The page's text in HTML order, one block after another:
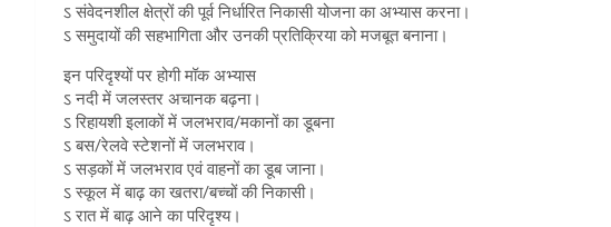
ऽ संवेदनशील क्षेत्रों की पूर्व निर्धारित निकासी योजना का अभ्यास करना।
ऽ समुदायों की सहभागिता और उनकी प्रतिक्रिया को मजबूत बनाना।
इन परिदृश्यों पर होगी मॉक अभ्यास
ऽ नदी में जलस्तर अचानक बढ़ना।
ऽ रिहायशी इलाकों में जलभराव/मकानों का डूबना
ऽ बस/रेलवे स्टेशनों में जलभराव।
ऽ सड़कों में जलभराव एवं वाहनों का डूब जाना।
ऽ स्कूल में बाढ़ का खतरा/बच्चों की निकासी।
ऽ रात में बाढ़ आने का परिदृश्य।